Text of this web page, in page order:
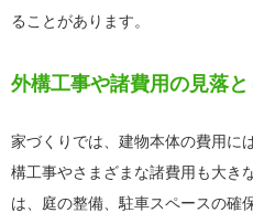
ることがあります。
外構工事や諸費用の見落と
家づくりでは、建物本体の費用に
構工事やさまざまな諸費用も大き
は、庭の整備、駐車スペースの確